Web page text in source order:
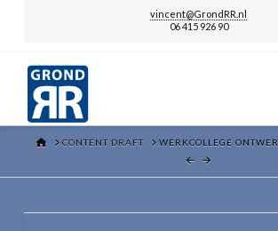
vincent@GrondRR.nl
06 415 926 90
HOME
CONTENT DRAFT WERKCOLLEGE